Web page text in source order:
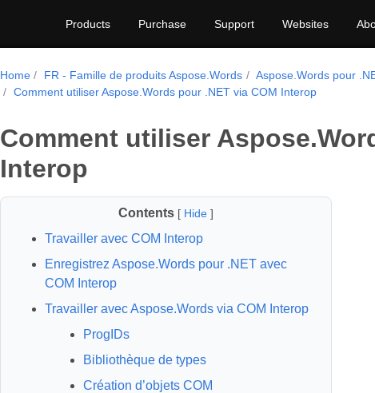
Products Purchase Support Websites
Home FR - Famille de produits Aspose.Words Aspose.Words pour
Comment utiliser Aspose.Words pour .NET via COM Interop
Comment utiliser
Interop
Contents[ Hide ]
Travailler avec COM Interop
Enregistrez Aspose.Words pour .NET avec
COM Interop
Travailler avec Aspose.Words via COM Interop
ProgIDs
Bibliothèque de types
Création d’objets COM